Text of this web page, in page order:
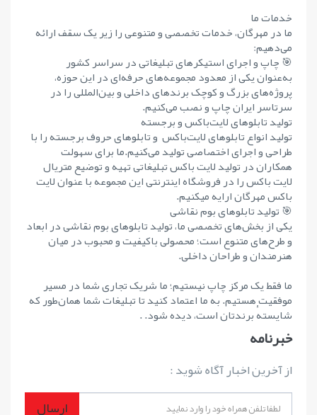
خدمات ما
ما در مهرگان، خدمات تخصصی و متنوعی را زیر یک سقف ارائه
می‌دهیم:
🎯 چاپ و اجرای استیکرهای تبلیغاتی در سراسر کشور
به‌عنوان یکی از معدود مجموعه‌های حرفه‌ای در این حوزه،
پروژه‌های بزرگ و کوچک برندهای داخلی و بین‌المللی را در
سرتاسر ایران چاپ و نصب می‌کنیم.
تولید تابلوهای لایت‌باکس و برجسته
تولید انواع تابلوهای لایت‌باکس و تابلوهای حروف برجسته را با
طراحی و اجرای اختصاصی تولید می‌کنیم.ما برای سهولت
همکاران در تولید لایت باکس تبلیغاتی تهیه و توضیع متریال
لایت باکس را در فروشگاه اینترنتی این مجموعه با عنوان لایت
باکس مهرگان ارایه میکنیم.
🎯 تولید تابلوهای بوم نقاشی
یکی از بخش‌های تخصصی ما، تولید تابلوهای بوم نقاشی در ابعاد
و طرح‌های متنوع است؛ محصولی باکیفیت و محبوب در میان
هنرمندان و طراحان داخلی.
ما فقط یک مرکز چاپ نیستیم؛ ما شریک تجاری شما در مسیر
موفقیت هستیم. به ما اعتماد کنید تا تبلیغات شما همان‌طور که
شایستهٔ برندتان است، دیده شود. .
خبرنامه
از آخرین اخبار آگاه شوید :
ارسال